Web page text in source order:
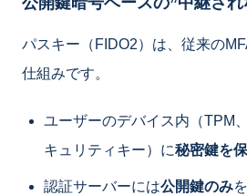
パスキー（FIDO2）は、従来の
仕組みです。
ユーザーのデバイス内（TPM
キュリティキー）に秘密鍵を
認証サーバーには公開鍵のみ